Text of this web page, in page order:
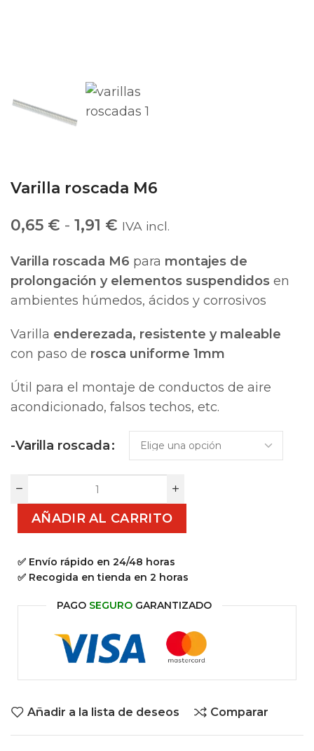
Varilla roscada M6
0,65 € - 1,91 € IVA incl.
Varilla roscada M6 para montajes de
prolongación y elementos suspendidos en
ambientes húmedos, ácidos y corrosivos
Varilla enderezada, resistente y maleable
con paso de rosca uniforme 1mm
Útil para el montaje de conductos de aire
acondicionado, falsos techos, etc.
-Varilla roscada
AÑADIR AL CARRITO
✅ Envío rápido en 24/48 horas
✅ Recogida en tienda en 2 horas
PAGO SEGURO GARANTIZADO
Añadir a la lista de deseos Comparar